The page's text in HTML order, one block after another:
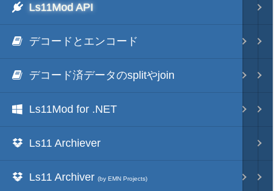
初期設置
改造目録
武将データ
フルカラー画面モード
画像入替
映像入替
Modの３種類の区分
TSMod
ScenarioMod
PluginMod
城列伝・城内マップMod
Ls11Mod
Ls11Mod API
デコードとエンコード
デコード済データのsplitやjoin
Ls11Mod for .NET
Ls11 Archiever
Ls11 Archiver(by EMN Projects)